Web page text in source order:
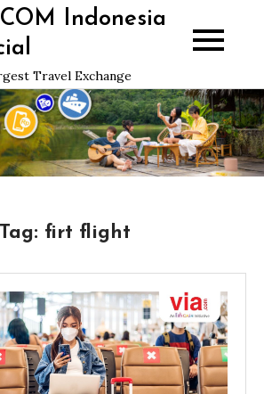
Indonesia
Travel Exchange
Tag: firt flight